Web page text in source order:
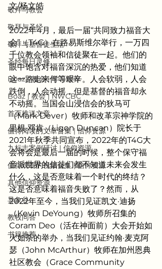
敬拜与教会
敬拜与圣经
敬拜与基督徒生活
圣经每日灵修
Boaz | 教会 | 学习牧养
Boaz | 教会 | NWCBC
首页推送文章
值得阅读的文章合集 | 信仰资源
九标志案例研讨 | 信仰资源
值得观看的视频合集 | 信仰资源
其他信仰资源
异象谷
教牧问答
书籍推荐
文/杨文皓
2022年4月，最后一届“共同致力福音大
会”（T4G）在路易斯维尔举行，一万四
千位教会领袖和信徒聚在一起。他们的
眼中饱含对福音深沉的热爱，他们知道
这一路走来何等艰辛。人会软弱，人会
跌倒，人会动摇，但是基督的福音却永
不动摇。当国会山浸信会的狄马可
（Mark Dever）牧师和改革宗神学院的
里根·邓肯（Ligon Duncan）院长于
2021年秋季共同宣布，2022年的T4G大
会将会是最后一届的时候，整个保守福
音派世界的信徒们都不知道未来会发生
什么，这是否意味着一个时代的终结？
这是否意味着福音失败了？然而，从
2022年至今，当我们见证凯文·迪扬
（Kevin DeYoung）牧师所召集的
Coram Deo（活在神面前）大会开始如
火如荼的举办，当我们见证约翰·麦克阿
瑟（John McArthur）牧师在加州恩典
社区教会（Grace Community